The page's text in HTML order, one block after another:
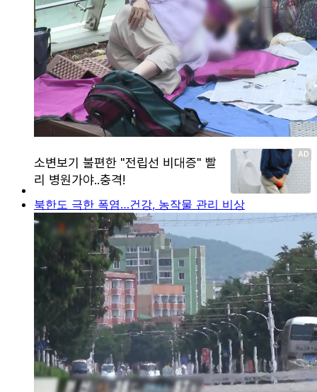
북한도 극한 폭염…건강, 농작물 관리 비상